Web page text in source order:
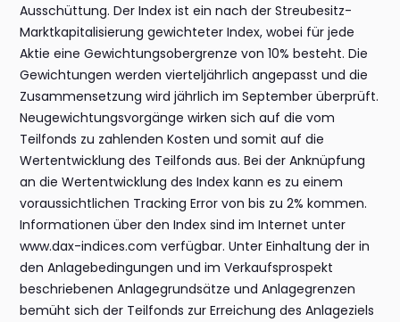
Ausschüttung. Der Index ist ein nach der Streubesitz-
Marktkapitalisierung gewichteter Index, wobei für jede
Aktie eine Gewichtungsobergrenze von 10% besteht. Die
Gewichtungen werden vierteljährlich angepasst und die
Zusammensetzung wird jährlich im September überprüft.
Neugewichtungsvorgänge wirken sich auf die vom
Teilfonds zu zahlenden Kosten und somit auf die
Wertentwicklung des Teilfonds aus. Bei der Anknüpfung
an die Wertentwicklung des Index kann es zu einem
voraussichtlichen Tracking Error von bis zu 2% kommen.
Informationen über den Index sind im Internet unter
www.dax-indices.com verfügbar. Unter Einhaltung der in
den Anlagebedingungen und im Verkaufsprospekt
beschriebenen Anlagegrundsätze und Anlagegrenzen
bemüht sich der Teilfonds zur Erreichung des Anlageziels